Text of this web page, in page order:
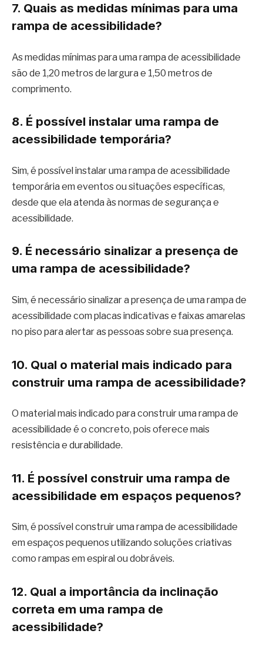
7. Quais as medidas mínimas para uma
rampa de acessibilidade?
As medidas mínimas para uma rampa de acessibilidade
são de 1,20 metros de largura e 1,50 metros de
comprimento.
8. É possível instalar uma rampa de
acessibilidade temporária?
Sim, é possível instalar uma rampa de acessibilidade
temporária em eventos ou situações específicas,
desde que ela atenda às normas de segurança e
acessibilidade.
9. É necessário sinalizar a presença de
uma rampa de acessibilidade?
Sim, é necessário sinalizar a presença de uma rampa de
acessibilidade com placas indicativas e faixas amarelas
no piso para alertar as pessoas sobre sua presença.
10. Qual o material mais indicado para
construir uma rampa de acessibilidade?
O material mais indicado para construir uma rampa de
acessibilidade é o concreto, pois oferece mais
resistência e durabilidade.
11. É possível construir uma rampa de
acessibilidade em espaços pequenos?
Sim, é possível construir uma rampa de acessibilidade
em espaços pequenos utilizando soluções criativas
como rampas em espiral ou dobráveis.
12. Qual a importância da inclinação
correta em uma rampa de
acessibilidade?